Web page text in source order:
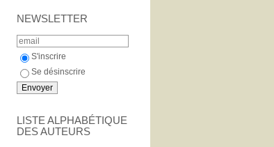
NEWSLETTER
S'inscrire
Se désinscrire
LISTE ALPHABÉTIQUE
DES AUTEURS